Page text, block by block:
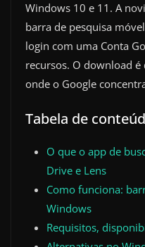
Windows 10 e 11. A
barra de pesquisa
login com uma Conta
recursos. O download
onde o Google
Tabela de
O que o app de
Drive e Lens
Como funciona:
Windows
Requisitos,